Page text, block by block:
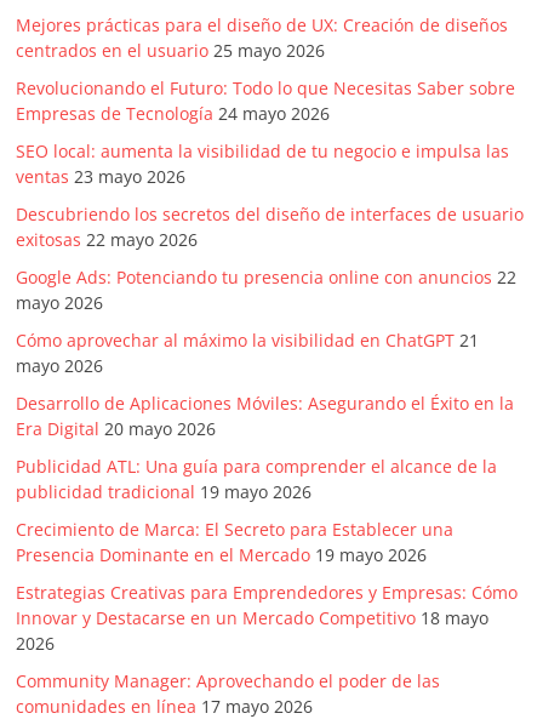
Mejores prácticas para el diseño de UX: Creación de diseños
centrados en el usuario 25 mayo 2026
Revolucionando el Futuro: Todo lo que Necesitas Saber sobre
Empresas de Tecnología 24 mayo 2026
SEO local: aumenta la visibilidad de tu negocio e impulsa las
ventas 23 mayo 2026
Descubriendo los secretos del diseño de interfaces de usuario
exitosas 22 mayo 2026
Google Ads: Potenciando tu presencia online con anuncios 22
mayo 2026
Cómo aprovechar al máximo la visibilidad en ChatGPT 21
mayo 2026
Desarrollo de Aplicaciones Móviles: Asegurando el Éxito en la
Era Digital 20 mayo 2026
Publicidad ATL: Una guía para comprender el alcance de la
publicidad tradicional 19 mayo 2026
Crecimiento de Marca: El Secreto para Establecer una
Presencia Dominante en el Mercado 19 mayo 2026
Estrategias Creativas para Emprendedores y Empresas: Cómo
Innovar y Destacarse en un Mercado Competitivo 18 mayo
2026
Community Manager: Aprovechando el poder de las
comunidades en línea 17 mayo 2026